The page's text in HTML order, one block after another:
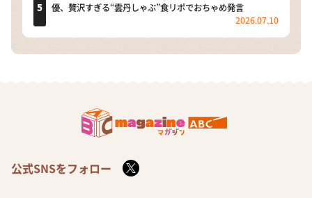
優、贅沢すぎる“雲丹しゃぶ”食リポでおちゃめ発言
2026.07.10
公式SNSをフォロー